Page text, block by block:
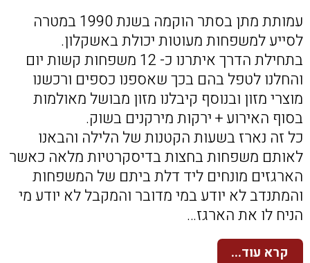
עמותת מתן בסתר הוקמה בשנת 1990 במטרה
לסייע למשפחות מעוטות יכולת באשקלון.
בתחילת הדרך איתרנו כ- 12 משפחות קשות יום
והחלנו לטפל בהם בכך שאספנו כספים ורכשנו
מוצרי מזון ובנוסף קיבלנו מזון מבושל מאולמות
בסוף האירוע + ירקות מירקנים בשוק.
כל זה נארז בשעות הקטנות של הלילה והבאנו
לאותם משפחות בחצות בדיסקרטיות מלאה כאשר
הארגזים מונחים ליד דלת ביתם של המשפחות
והמתנדב לא יודע במי מדובר והמקבל לא יודע מי
הניח לו את הארגז…
קרא עוד...